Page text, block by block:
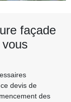
façade
devis de
des